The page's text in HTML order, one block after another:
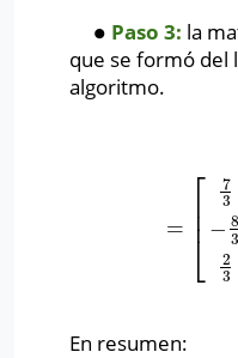
∙
∙ Paso 3: la
que se formó del
algoritmo.
= ⎡
⎣
⎢⎢
7
3
− 8
3
2
3
En resumen: